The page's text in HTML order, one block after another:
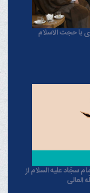
با حجت الاسلام
سجّاد علیه السلام از
العالی